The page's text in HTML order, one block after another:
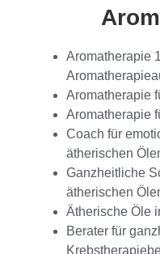
Aromatherapie
Aromatherapie
Aromatherapie
Coach für
ätherischen
Ganzheitliche
ätherischen
Ätherische Öle
Berater für